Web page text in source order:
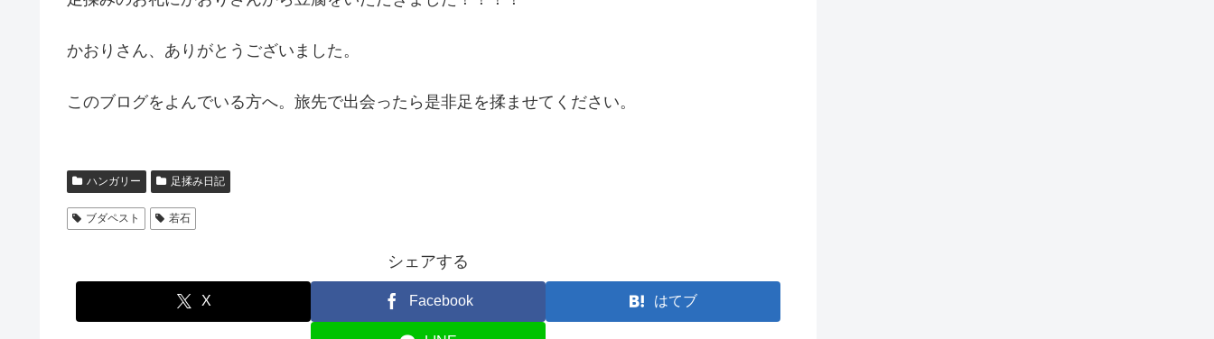
かおりさん、ありがとうございました。
このブログをよんでいる方へ。旅先で出会ったら是非足を揉ませてください。
ハンガリー 足揉み日記
ブダペスト 若石
シェアする
X Facebook はてブ